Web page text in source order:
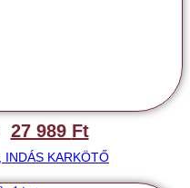
27 989 Ft
INDÁS KARKÖTŐ